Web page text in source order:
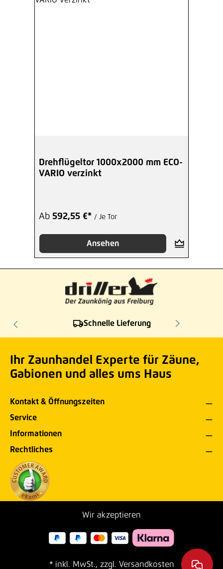
Drehflügeltor 1000x2000 mm ECO-
VARIO verzinkt
Ab 592,55 €* / Je Tor
Ansehen
Schnelle Lieferung
Ihr Zaunhandel Experte für Zäune,
Gabionen und alles ums Haus
Kontakt & Öffnungszeiten
Service
Informationen
Rechtliches
Wir akzeptieren
* inkl. MwSt., zzgl. Versandkosten